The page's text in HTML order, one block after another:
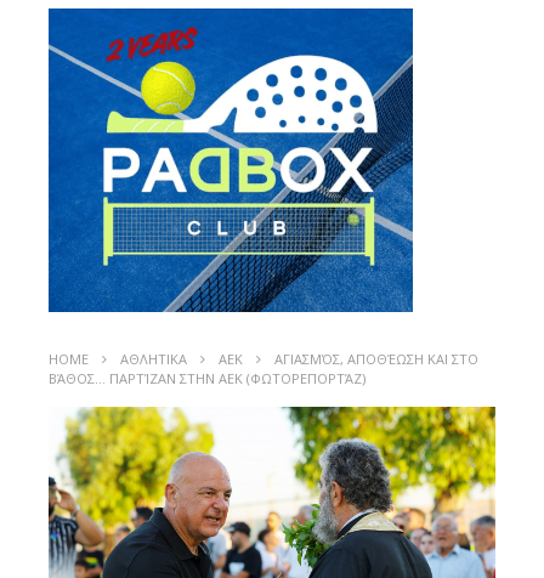
HOME ΑΘΛΗΤΙΚΑ ΑΕΚ
ΑΓΙΑΣΜΌΣ, ΑΠΟΘΈΩΣΗ ΚΑΙ ΣΤΟ
ΒΆΘΟΣ… ΠΑΡΤΊΖΑΝ ΣΤΗΝ ΑΕΚ (ΦΩΤΟΡΕΠΟΡΤΆΖ)